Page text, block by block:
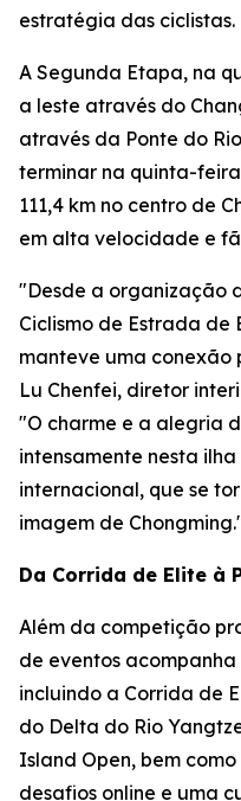
estratégia das ciclistas.
A Segunda Etapa, na
a leste através do
através da Ponte do
terminar na quinta-
111,4 km no centro de
em alta velocidade e
"Desde a organização
Ciclismo de Estrada de
manteve uma conexão
Lu Chenfei, diretor
"O charme e a alegria
intensamente nesta
internacional, que se
imagem de
Da Corrida de Elite à
Além da competição
de eventos
incluindo a Corrida de
do Delta do Rio
Island Open, bem
desafios online e uma